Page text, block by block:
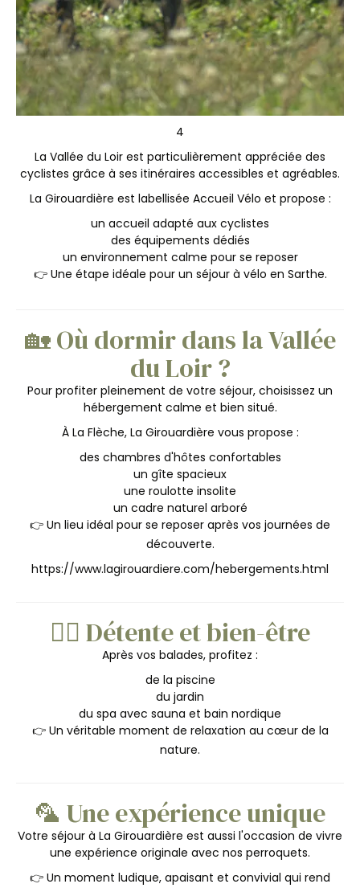
4
La Vallée du Loir est particulièrement appréciée des
cyclistes grâce à ses itinéraires accessibles et agréables.
La Girouardière est labellisée Accueil Vélo et propose :
un accueil adapté aux cyclistes
des équipements dédiés
un environnement calme pour se reposer
👉 Une étape idéale pour un séjour à vélo en Sarthe.
🏡 Où dormir dans la Vallée
du Loir ?
Pour profiter pleinement de votre séjour, choisissez un
hébergement calme et bien situé.
À La Flèche, La Girouardière vous propose :
des chambres d'hôtes confortables
un gîte spacieux
une roulotte insolite
un cadre naturel arboré
👉 Un lieu idéal pour se reposer après vos journées de
découverte.
https://www.lagirouardiere.com/hebergements.html
🧘‍♀️ Détente et bien-être
Après vos balades, profitez :
de la piscine
du jardin
du spa avec sauna et bain nordique
👉 Un véritable moment de relaxation au cœur de la
nature.
🦜 Une expérience unique
Votre séjour à La Girouardière est aussi l'occasion de vivre
une expérience originale avec nos perroquets.
👉 Un moment ludique, apaisant et convivial qui rend